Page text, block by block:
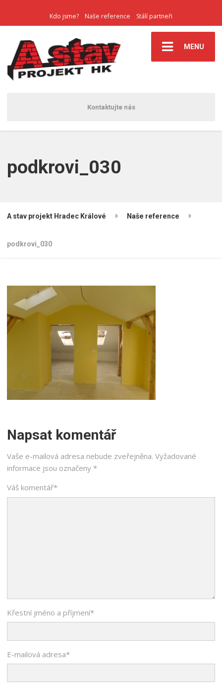
Kdo jsme? Naše reference Stálí partneři
MENU
Kontaktujte nás
podkrovi_030
A stav projekt Hradec Králové Naše reference
podkrovi_030
Napsat komentář
Vaše e-mailová adresa nebude zveřejněna. Vyžadované
informace jsou označeny *
Váš komentář*
Křestní jméno a příjmení*
E-mailová adresa*